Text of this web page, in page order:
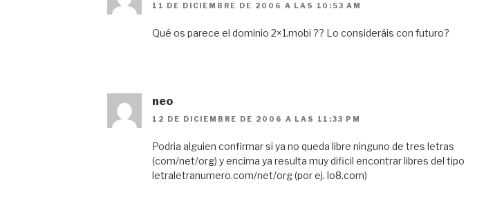
11 DE DICIEMBRE DE 2006 A LAS 10:53 AM
Qué os parece el dominio 2×1.mobi ?? Lo consideráis con futuro?
neo
12 DE DICIEMBRE DE 2006 A LAS 11:33 PM
Podria alguien confirmar si ya no queda libre ninguno de tres letras
(com/net/org) y encima ya resulta muy dificil encontrar libres del tipo
letraletranumero.com/net/org (por ej. lo8.com)